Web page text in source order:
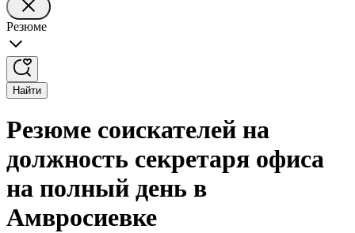
Резюме
Найти
Резюме соискателей на
должность секретаря офиса
на полный день в
Амвросиевке